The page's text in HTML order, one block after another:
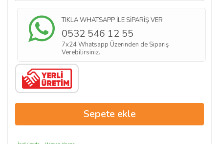
TIKLA WHATSAPP İLE SİPARİŞ VER
0532 546 12 55
7x24 Whatsapp Üzerinden de Sipariş
Verebilirsiniz.